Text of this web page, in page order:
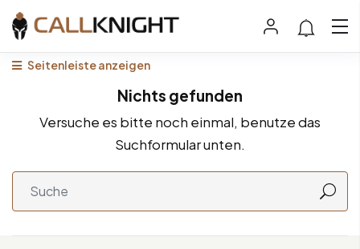
Seitenleiste anzeigen
Nichts gefunden
Versuche es bitte noch einmal, benutze das
Suchformular unten.